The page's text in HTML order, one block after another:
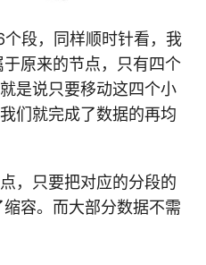
段，同样顺时针看，我
原来的节点，只有四个
是说只要移动这四个小
们就完成了数据的再均
，只要把对应的分段的
容。而大部分数据不需